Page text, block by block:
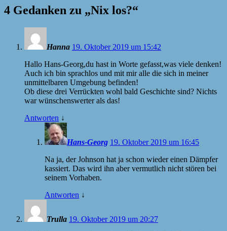
4 Gedanken zu „Nix los?“
Hanna 19. Oktober 2019 um 15:42
Hallo Hans-Georg,du hast in Worte gefasst,was viele denken!
Auch ich bin sprachlos und mit mir alle die sich in meiner
unmittelbaren Umgebung befinden!
Ob diese drei Verrückten wohl bald Geschichte sind? Nichts
war wünschenswerter als das!
Antworten ↓
Hans-Georg 19. Oktober 2019 um 16:45
Na ja, der Johnson hat ja schon wieder einen Dämpfer
kassiert. Das wird ihn aber vermutlich nicht stören bei
seinem Vorhaben.
Antworten ↓
Trulla 19. Oktober 2019 um 20:27